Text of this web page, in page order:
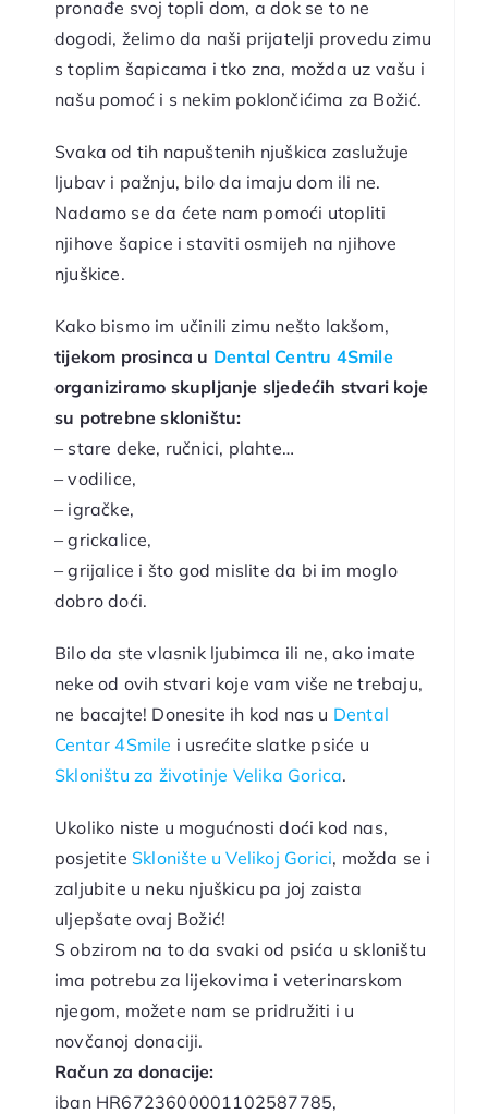
pronađe svoj topli dom, a dok se to ne
dogodi, želimo da naši prijatelji provedu zimu
s toplim šapicama i tko zna, možda uz vašu i
našu pomoć i s nekim poklončićima za Božić.
Svaka od tih napuštenih njuškica zaslužuje
ljubav i pažnju, bilo da imaju dom ili ne.
Nadamo se da ćete nam pomoći utopliti
njihove šapice i staviti osmijeh na njihove
njuškice.
Kako bismo im učinili zimu nešto lakšom,
tijekom prosinca u Dental Centru 4Smile
organiziramo skupljanje sljedećih stvari koje
su potrebne skloništu:
– stare deke, ručnici, plahte…
– vodilice,
– igračke,
– grickalice,
– grijalice i što god mislite da bi im moglo
dobro doći.
Bilo da ste vlasnik ljubimca ili ne, ako imate
neke od ovih stvari koje vam više ne trebaju,
ne bacajte! Donesite ih kod nas u Dental
Centar 4Smile i usrećite slatke psiće u
Skloništu za životinje Velika Gorica.
Ukoliko niste u mogućnosti doći kod nas,
posjetite Sklonište u Velikoj Gorici, možda se i
zaljubite u neku njuškicu pa joj zaista
uljepšate ovaj Božić!
S obzirom na to da svaki od psića u skloništu
ima potrebu za lijekovima i veterinarskom
njegom, možete nam se pridružiti i u
novčanoj donaciji.
Račun za donacije:
iban HR6723600001102587785,